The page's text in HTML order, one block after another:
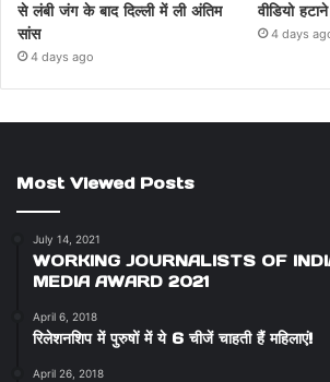
से लंबी जंग के बाद दिल्ली में ली अंतिम
सांस
4 days ago
वीडियो
4 days
Most Viewed Posts
July 14, 2021
WORKING JOURNALISTS OF
MEDIA AWARD 2021
April 6, 2018
रिलेशनशिप में पुरुषों में ये 6 चीजें चाहती हैं महिलाएं!
April 26, 2018